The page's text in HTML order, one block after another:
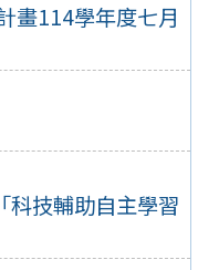
畫114學年度七月
科技輔助自主學習